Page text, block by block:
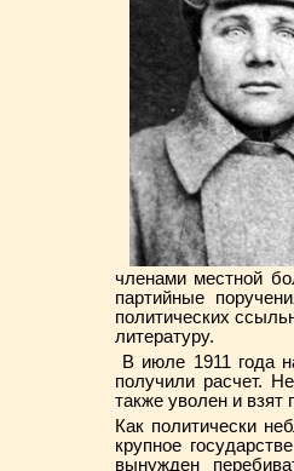
членами местной
партийные
политических
литературу.
В июле 1911 года
получили расчет.
также уволен и взят
Как политически
крупное
вынужден